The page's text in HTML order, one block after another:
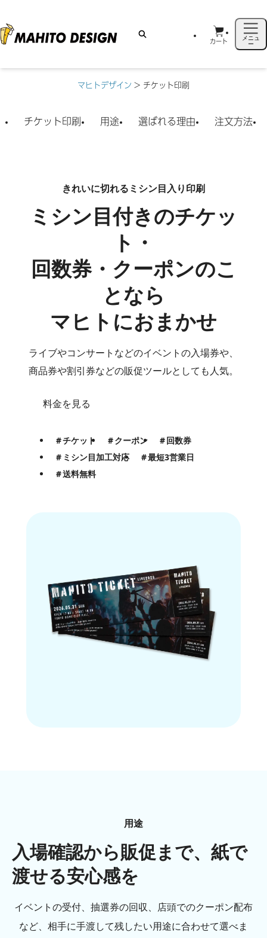
カート
メニュ
ー
マヒトデザイン > チケット印刷
チケット印刷 用途 選ばれる理由 注文方法
きれいに切れるミシン目入り印刷
ミシン目付きのチケッ
ト・
回数券・クーポンのこ
となら
マヒトにおまかせ
ライブやコンサートなどのイベントの入場券や、
商品券や割引券などの販促ツールとしても人気。
料金を見る
チケット クーポン
回数券
ミシン目加工対応
最短3営業日
送料無料
用途
入場確認から販促まで、紙で
渡せる安心感を
イベントの受付、抽選券の回収、店頭でのクーポン配布
など、相手に手渡して残したい用途に合わせて選べま